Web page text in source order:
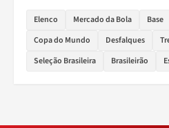
Elenco Mercado da Bola Base
Copa do Mundo
Desfalques
Seleção Brasileira
Brasileirão